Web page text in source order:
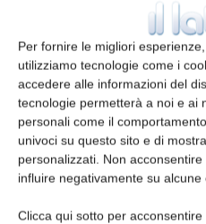
Per fornire le migliori
utilizziamo tecnologie come i
accedere alle informazioni del
tecnologie permetterà a noi e ai
personali come il
univoci su questo sito e di
personalizzati. Non
influire negativamente su
Clicca qui sotto per
pressione sul mercato,
negativo sui prezzi dei
caseari. Nel 2018 i
per il latte scremato in
media di circa il 19% al
intervento pubblico,
sono stati del 117% al
ampliando così il
materie grasse e